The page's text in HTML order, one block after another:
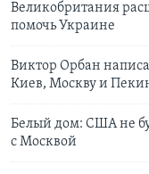
Великобритания
помочь Украине
Виктор Орбан
Киев, Москву и
Белый дом: США не
с Москвой